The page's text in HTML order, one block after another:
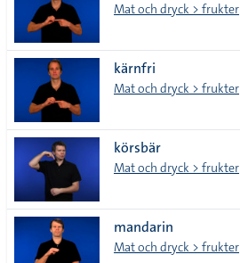
Mat och dryck > frukter
kärnfri
Mat och dryck > frukter
körsbär
Mat och dryck > frukter
mandarin
Mat och dryck > frukter